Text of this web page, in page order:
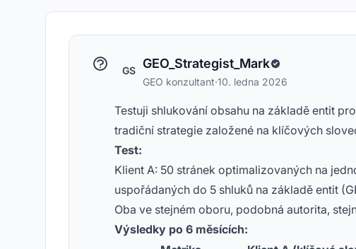
GS GEO_Strategist_Mark
GEO konzultant·10. ledna 2026
Testuji shlukování obsahu na základě entit
tradiční strategie založené na klíčových
Test:
Klient A: 50 stránek optimalizovaných na
uspořádaných do 5 shluků na základě entit
Oba ve stejném oboru, podobná autorita,
Výsledky po 6 měsících: